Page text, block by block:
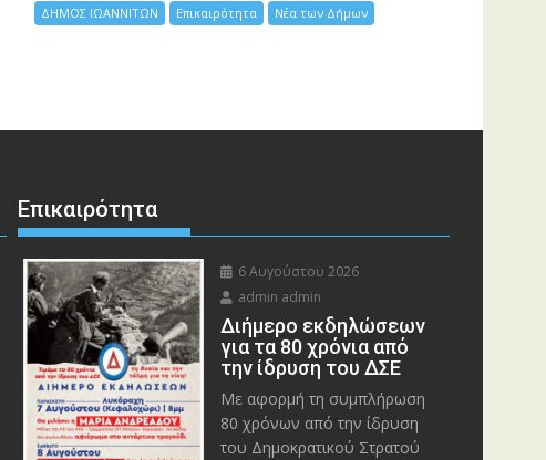
ΔΗΜΟΣ ΙΩΑΝΝΙΤΩΝ Επικαιρότητα Νέα των Δήμων
Επικαιρότητα
6 Αυγούστου 2026
admin admin
Διήμερο εκδηλώσεων
για τα 80 χρόνια από
την ίδρυση του ΔΣΕ
Με αφορμή τη συμπλήρωση
80 χρόνων από την ίδρυση
του Δημοκρατικού Στρατού